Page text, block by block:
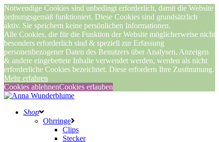
Notwendige Cookies sind unbedingt erforderlich, damit die Website
ordnungsgemäß funktioniert. Diese Cookies sind grundsätzlich
aktiv. Sie speichern keine persönlichen Informationen.
Alle Cookies, die für die Funktion der Website möglicherweise nicht
besonders erforderlich sind & speziell zur Erfassung
personenbezogener Daten des Benutzers über Analysen, Anzeigen
& andere eingebettete Inhalte verwendet werden, werden als nicht
erforderliche Cookies bezeichnet. Diese erfordern Ihre Zustimmung.
Mehr erfahren
Cookies ablehnenCookies erlauben
Shop
Ohrringe
Clips
Stecker